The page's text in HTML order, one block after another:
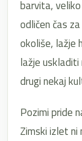
barvita,
odličen čas
okoliše, lažje
lažje uskladiti
drugi nekaj
Pozimi pride
Zimski izlet ni